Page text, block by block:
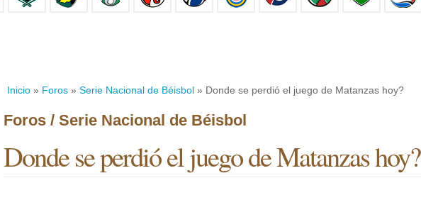
Inicio » Foros » Serie Nacional de Béisbol » Donde se perdió el juego de Matanzas hoy?
Foros / Serie Nacional de Béisbol
Donde se perdió el juego de Matanzas hoy?